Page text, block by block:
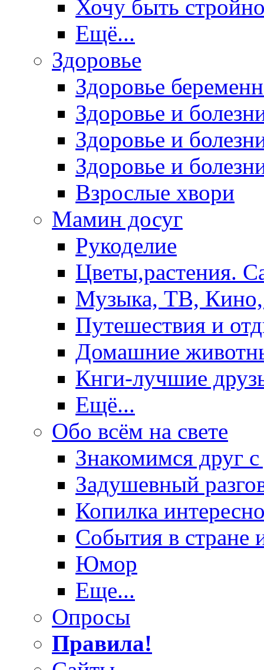
Хочу быть
Ещё...
Здоровье
Здоровье
Здоровье и
Здоровье и
Здоровье и
Взрослые хвори
Мамин досуг
Рукоделие
Цветы,растения.
Музыка, ТВ,
Путешествия и
Домашние
Кнги-лучшие
Ещё...
Обо всём на свете
Знакомимся друг
Задушевный
Копилка
События в стране
Юмор
Еще...
Опросы
Правила!